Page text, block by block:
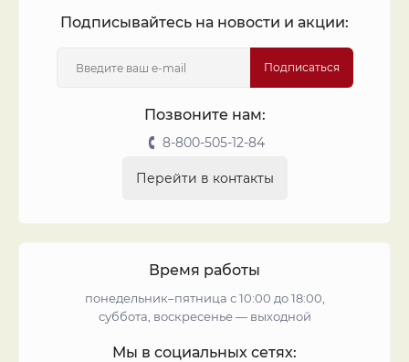
Подписывайтесь на новости и акции:
Подписаться
Позвоните нам:
8-800-505-12-84
Перейти в контакты
Время работы
понедельник–пятница с 10:00 до 18:00,
суббота, воскресенье — выходной
Мы в социальных сетях: